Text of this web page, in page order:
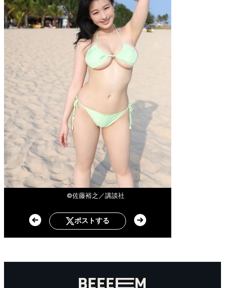
©佐藤裕之／講談社
ポストする